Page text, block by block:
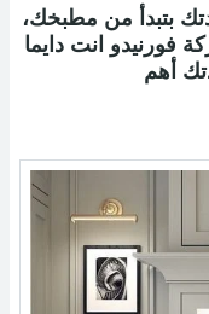
بتبدأ من مطبخك،
انت دايما